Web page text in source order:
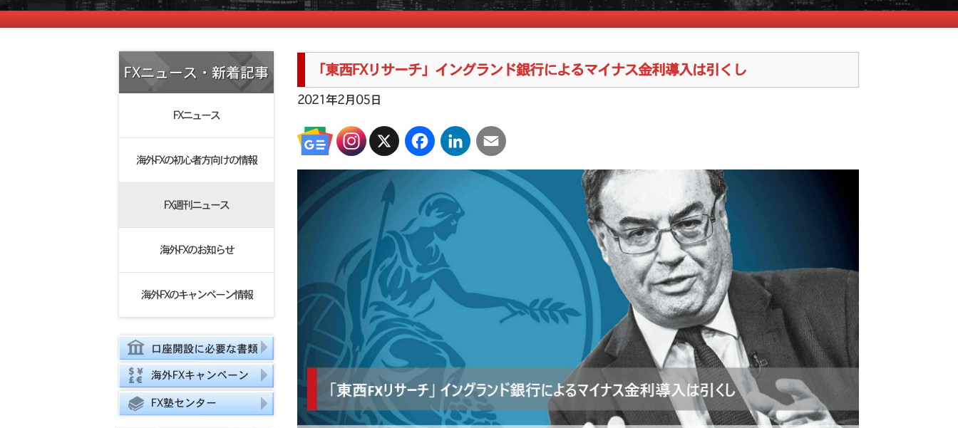
FXニュース・新着記事
FXニュース
海外FXの初心者方向けの情報
FX週刊ニュース
海外FXのお知らせ
海外FXのキャンペーン情報
口座開設に必要な書類
海外FXキャンペーン
FX塾センター
「東西FXリサーチ」イングランド銀行によるマイナス金利導入は引くし
2021年2月05日
X FacebookLinkedInEmail